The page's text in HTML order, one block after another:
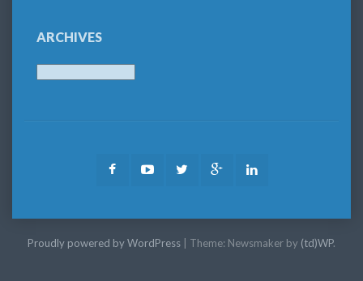
ARCHIVES
FacebookYoutubeTwitter Google
Proudly powered by WordPress Theme: Newsmaker by (td)WP.